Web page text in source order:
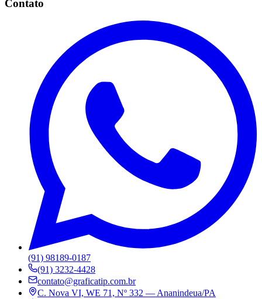
Contato
(91) 98189-0187
(91) 3232-4428
contato@graficatip.com.br
C. Nova VI, WE 71, Nº 332 — Ananindeua/PA